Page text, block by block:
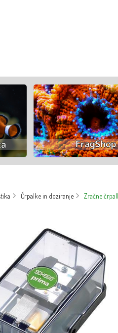
Črpalke in doziranje Zračne